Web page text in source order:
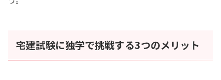
宅建試験に独学で挑戦する3つのメリット